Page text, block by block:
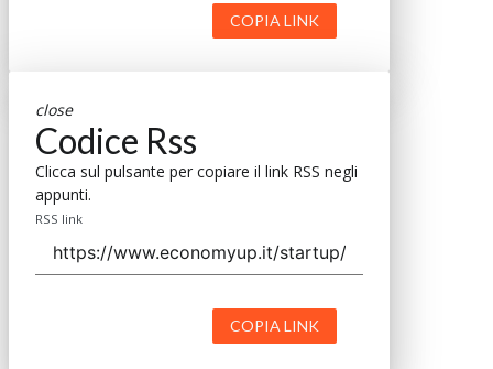
COPIA LINK
close
Codice Rss
Clicca sul pulsante per copiare il link RSS negli
appunti.
RSS link
COPIA LINK